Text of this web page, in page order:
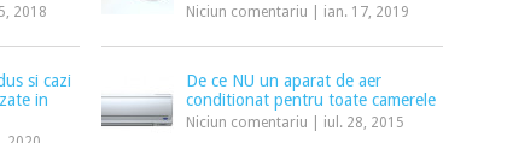
2018 Niciun comentariu ian. 17, 2019
si cazi
in
De ce NU un aparat de aer
conditionat pentru toate camerele
Niciun comentariu iul. 28, 2015